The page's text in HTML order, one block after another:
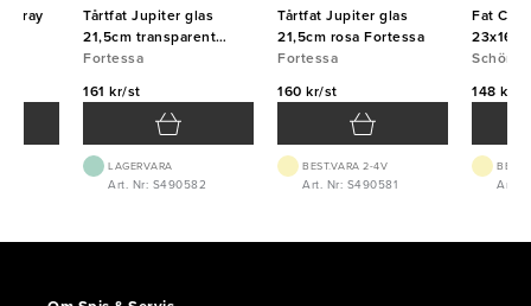
Tårtfat Jupiter glas
21,5cm transparent
Fortessa
Fortessa
161 kr/st
LAGERVARA
Art. Nr: S490582
Tårtfat Jupiter glas
21,5cm rosa Fortessa
Fortessa
160 kr/st
BEST.VARA 2-4V
Art. Nr: S490581
Fat
148 kr/st
Art.